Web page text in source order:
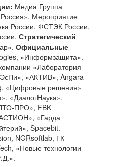
Медиа Группа
Мероприятие
России, ФСТЭК России,
Стратегический
Официальные
«Информзащита».
«Лаборатория
«АКТИВ», Angara
«Цифровые решения»
«ДиалогНаука»,
ПРО», FBK
«Гарда
Spacebit.
NGRsoftlab, ГК
«Новые технологии